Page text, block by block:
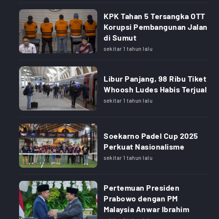
KPK Tahan 5 Tersangka OTT
Korupsi Pembangunan Jalan
di Sumut
sekitar 1 tahun lalu
Libur Panjang, 98 Ribu Tiket
Whoosh Ludes Habis Terjual
sekitar 1 tahun lalu
Soekarno Padel Cup 2025
Perkuat Nasionalisme
sekitar 1 tahun lalu
Pertemuan Presiden
Prabowo dengan PM
Malaysia Anwar Ibrahim